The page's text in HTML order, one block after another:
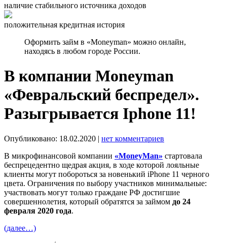
наличие стабильного источника доходов
положительная кредитная история
Оформить займ в «Moneyman» можно онлайн,
находясь в любом городе России.
В компании Moneyman
«Февральский беспредел».
Разыгрывается Iphone 11!
Опубликовано: 18.02.2020 | нет комментариев
В микрофинансовой компании «MoneyMan» стартовала
беспрецедентно щедрая акция, в ходе которой лояльные
клиенты могут побороться за новенький iPhone 11 черного
цвета. Ограничения по выбору участников минимальные:
участвовать могут только граждане РФ достигшие
совершеннолетия, который обратятся за займом до 24
февраля 2020 года.
(далее…)